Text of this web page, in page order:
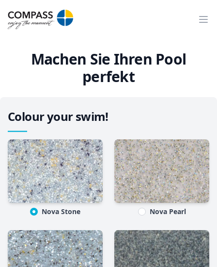
Machen Sie Ihren Pool
perfekt
Colour your swim!
Nova Stone Nova Pearl